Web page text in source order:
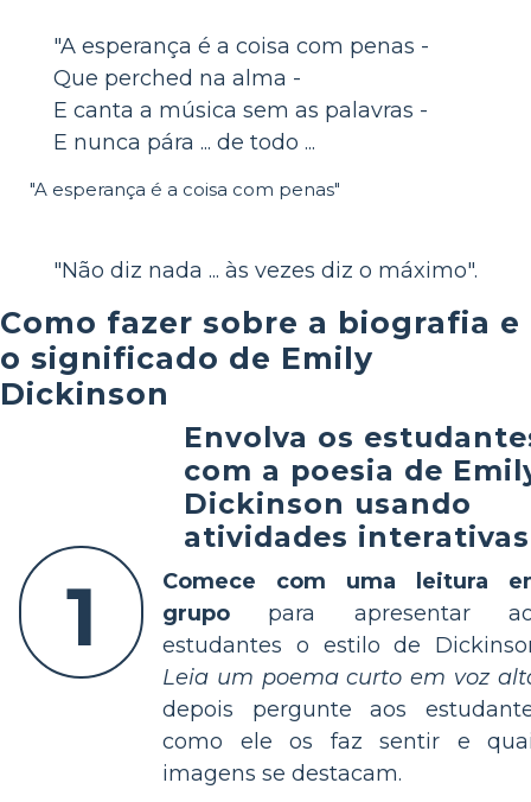
"A esperança é a coisa com penas -
Que perched na alma -
E canta a música sem as palavras -
E nunca pára ... de todo ...
"A esperança é a coisa com penas"
"Não diz nada ... às vezes diz o máximo".
Como fazer sobre a biografia e
o significado de Emily
Dickinson
1
Envolva os
com a poesia de
Dickinson usando
atividades interativas
Comece com uma leitura
grupo para apresentar
estudantes o estilo de
Leia um poema curto em voz
depois pergunte aos
como ele os faz sentir e
imagens se destacam.